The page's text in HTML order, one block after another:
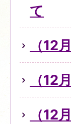
て
（12
（12
（12